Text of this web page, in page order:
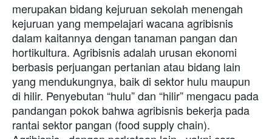
merupakan bidang kejuruan sekolah menengah
kejuruan yang mempelajari wacana agribisnis
dalam kaitannya dengan tanaman pangan dan
hortikultura. Agribisnis adalah urusan ekonomi
berbasis perjuangan pertanian atau bidang lain
yang mendukungnya, baik di sektor hulu maupun
di hilir. Penyebutan “hulu” dan “hilir” mengacu pada
pandangan pokok bahwa agribisnis bekerja pada
rantai sektor pangan (food supply chain).